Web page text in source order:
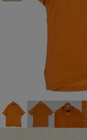
年代から探す
メンズ
Bottoms